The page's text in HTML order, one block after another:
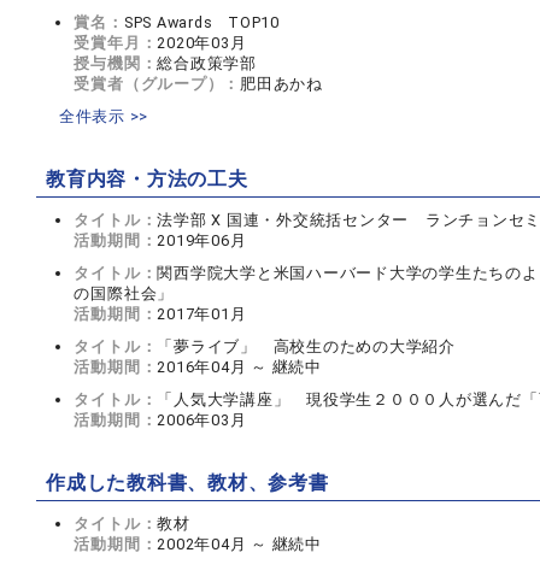
賞名： SPS Awards TOP10
受賞年月：2020年03月
授与機関：総合政策学部
受賞者（グループ）： 肥田あかね
全件表示 >>
教育内容・方法の工夫
タイトル：法学部 X 国連・外交統括センター ランチョンセ
活動期間：2019年06月
タイトル： 関西学院大学と米国ハーバード大学の学生たちの
の国際社会」
活動期間：2017年01月
タイトル：
「夢ライブ」 高校生のための大学紹介
活動期間：2016年04月 ～ 継続中
タイトル：
「人気大学講座」 現役学生２０００人が選んだ
活動期間：2006年03月
作成した教科書、教材、参考書
タイトル：教材
活動期間：2002年04月 ～ 継続中